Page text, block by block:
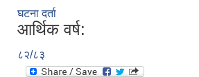
घटना दर्ता
आर्थिक वर्ष:
८२/८३